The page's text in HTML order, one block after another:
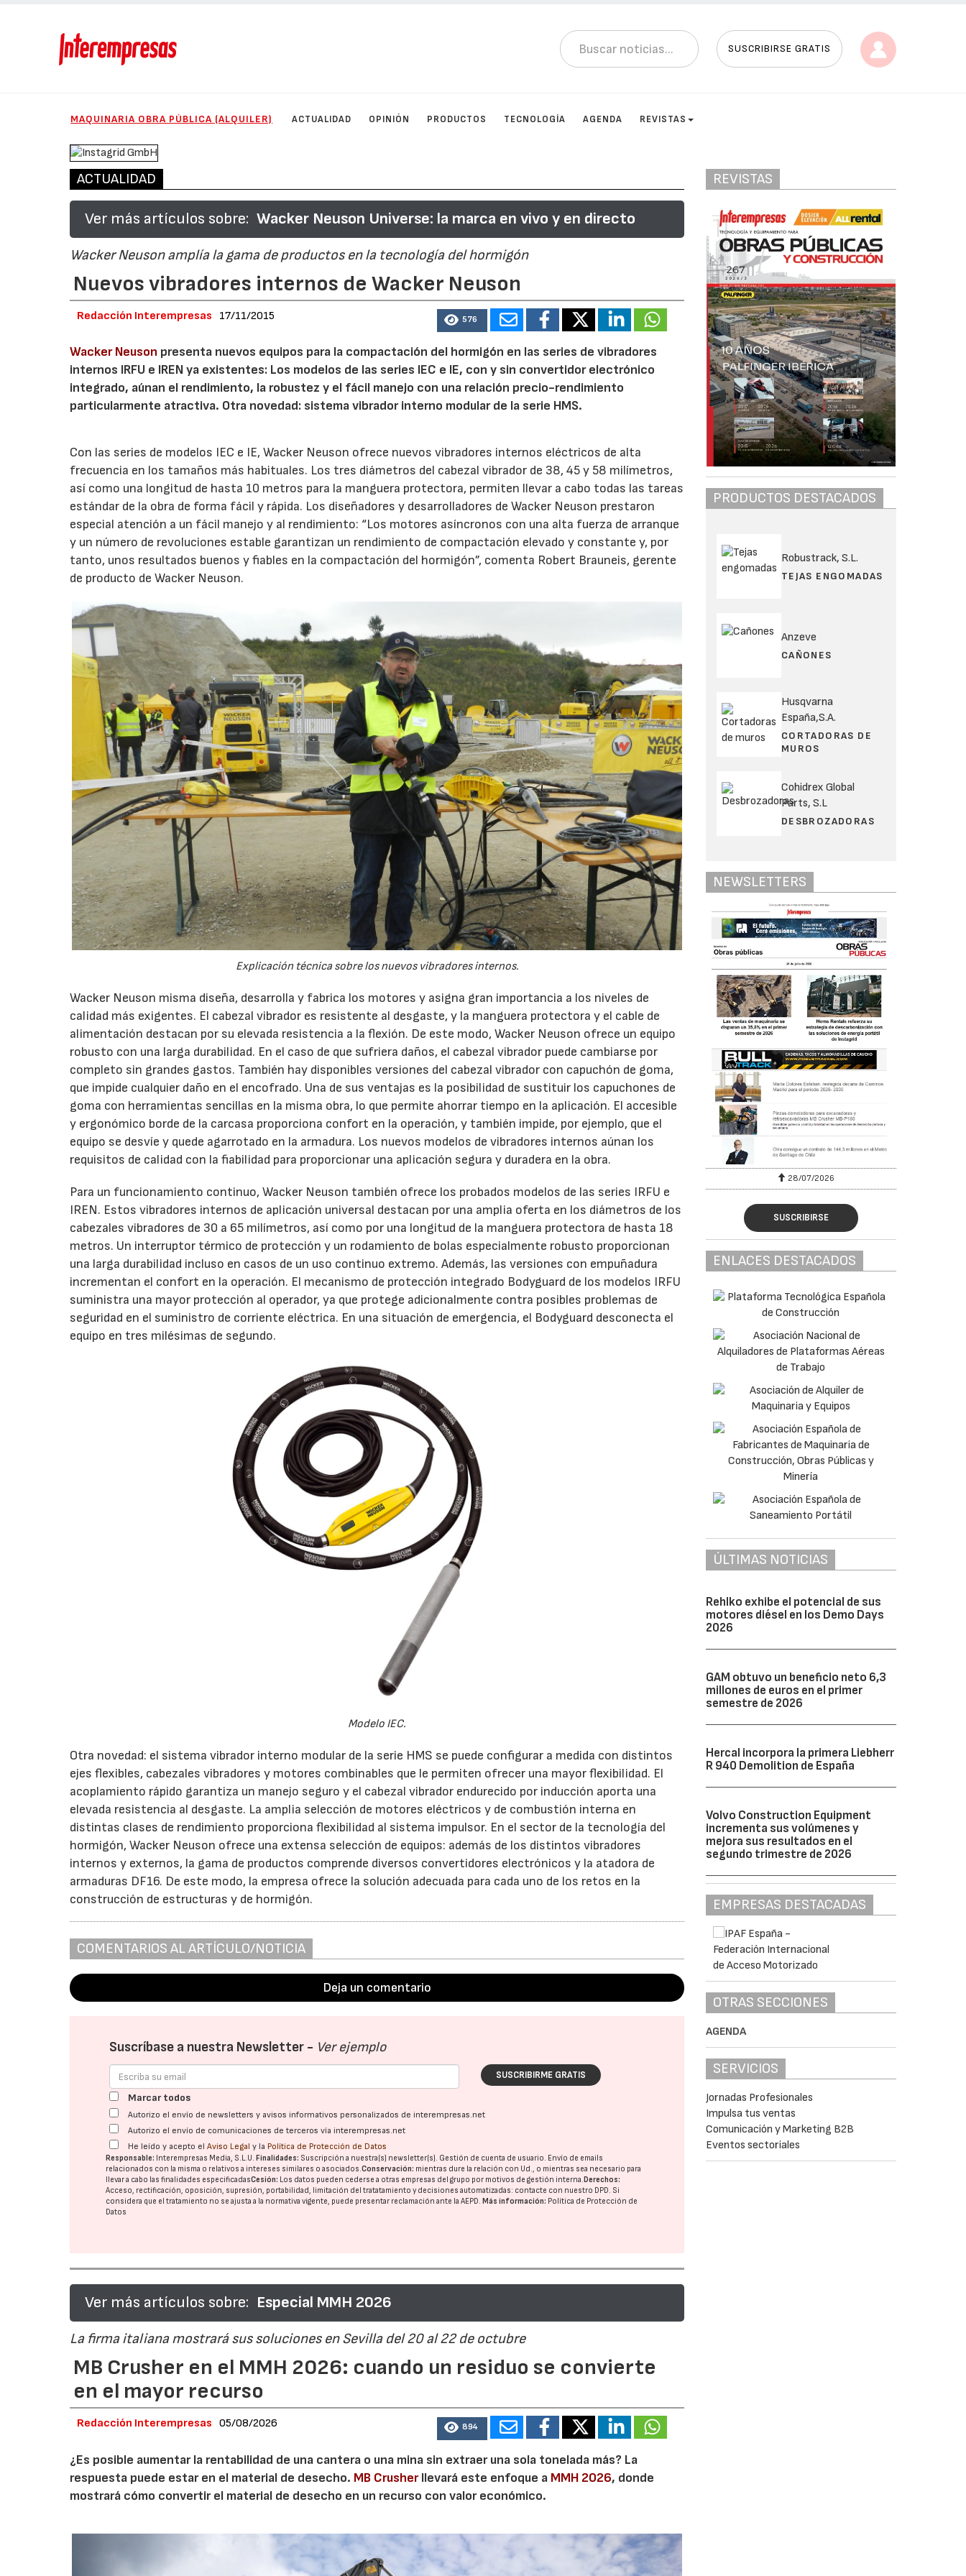
SUSCRIBIRSE GRATIS
MAQUINARIA OBRA PÚBLICA (ALQUILER) ACTUALIDAD OPINIÓN PRODUCTOS TECNOLOGÍA AGENDA REVISTAS
ACTUALIDAD
Ver más artículos sobre: Wacker Neuson Universe: la marca en vivo y en directo
Wacker Neuson amplía la gama de productos en la tecnología del hormigón
Nuevos vibradores internos de Wacker Neuson
Redacción Interempresas 17/11/2015 576
Wacker Neuson presenta nuevos equipos para la compactación del hormigón en las series de vibradores
internos IRFU e IREN ya existentes: Los modelos de las series IEC e IE, con y sin convertidor electrónico
integrado, aúnan el rendimiento, la robustez y el fácil manejo con una relación precio-rendimiento
particularmente atractiva. Otra novedad: sistema vibrador interno modular de la serie HMS.
Con las series de modelos IEC e IE, Wacker Neuson ofrece nuevos vibradores internos eléctricos de alta
frecuencia en los tamaños más habituales. Los tres diámetros del cabezal vibrador de 38, 45 y 58 milímetros,
así como una longitud de hasta 10 metros para la manguera protectora, permiten llevar a cabo todas las tareas
estándar de la obra de forma fácil y rápida. Los diseñadores y desarrolladores de Wacker Neuson prestaron
especial atención a un fácil manejo y al rendimiento: “Los motores asíncronos con una alta fuerza de arranque
y un número de revoluciones estable garantizan un rendimiento de compactación elevado y constante y, por
tanto, unos resultados buenos y fiables en la compactación del hormigón”, comenta Robert Brauneis, gerente
de producto de Wacker Neuson.
Explicación técnica sobre los nuevos vibradores internos.
Wacker Neuson misma diseña, desarrolla y fabrica los motores y asigna gran importancia a los niveles de
calidad más exigentes. El cabezal vibrador es resistente al desgaste, y la manguera protectora y el cable de
alimentación destacan por su elevada resistencia a la flexión. De este modo, Wacker Neuson ofrece un equipo
robusto con una larga durabilidad. En el caso de que sufriera daños, el cabezal vibrador puede cambiarse por
completo sin grandes gastos. También hay disponibles versiones del cabezal vibrador con capuchón de goma,
que impide cualquier daño en el encofrado. Una de sus ventajas es la posibilidad de sustituir los capuchones de
goma con herramientas sencillas en la misma obra, lo que permite ahorrar tiempo en la aplicación. El accesible
y ergonómico borde de la carcasa proporciona confort en la operación, y también impide, por ejemplo, que el
equipo se desvíe y quede agarrotado en la armadura. Los nuevos modelos de vibradores internos aúnan los
requisitos de calidad con la fiabilidad para proporcionar una aplicación segura y duradera en la obra.
Para un funcionamiento continuo, Wacker Neuson también ofrece los probados modelos de las series IRFU e
IREN. Estos vibradores internos de aplicación universal destacan por una amplia oferta en los diámetros de los
cabezales vibradores de 30 a 65 milímetros, así como por una longitud de la manguera protectora de hasta 18
metros. Un interruptor térmico de protección y un rodamiento de bolas especialmente robusto proporcionan
una larga durabilidad incluso en casos de un uso continuo extremo. Además, las versiones con empuñadura
incrementan el confort en la operación. El mecanismo de protección integrado Bodyguard de los modelos IRFU
suministra una mayor protección al operador, ya que protege adicionalmente contra posibles problemas de
seguridad en el suministro de corriente eléctrica. En una situación de emergencia, el Bodyguard desconecta el
equipo en tres milésimas de segundo.
Modelo IEC.
Otra novedad: el sistema vibrador interno modular de la serie HMS se puede configurar a medida con distintos
ejes flexibles, cabezales vibradores y motores combinables que le permiten ofrecer una mayor flexibilidad. El
acoplamiento rápido garantiza un manejo seguro y el cabezal vibrador endurecido por inducción aporta una
elevada resistencia al desgaste. La amplia selección de motores eléctricos y de combustión interna en
distintas clases de rendimiento proporciona flexibilidad al sistema impulsor. En el sector de la tecnología del
hormigón, Wacker Neuson ofrece una extensa selección de equipos: además de los distintos vibradores
internos y externos, la gama de productos comprende diversos convertidores electrónicos y la atadora de
armaduras DF16. De este modo, la empresa ofrece la solución adecuada para cada uno de los retos en la
construcción de estructuras y de hormigón.
COMENTARIOS AL ARTÍCULO/NOTICIA
Deja un comentario
Suscríbase a nuestra Newsletter - Ver ejemplo
SUSCRIBIRME GRATIS
Marcar todos
Autorizo el envío de newsletters y avisos informativos personalizados de interempresas.net
Autorizo el envío de comunicaciones de terceros vía interempresas.net
He leído y acepto elAviso Legal y la Política de Protección de Datos
Responsable: Interempresas Media, S.L.U. Finalidades: Suscripción a nuestra(s) newsletter(s). Gestión de cuenta de usuario. Envío de emails
relacionados con la misma o relativos a intereses similares o asociados.Conservación: mientras dure la relación con Ud., o mientras sea necesario para
llevar a cabo las finalidades especificadasCesión: Los datos pueden cederse a otras empresas del grupo por motivos de gestión interna. Derechos:
Acceso, rectificación, oposición, supresión, portabilidad, limitación del tratatamiento y decisiones automatizadas: contacte con nuestro DPD. Si
considera que el tratamiento no se ajusta a la normativa vigente, puede presentar reclamación ante laAEPD. Más información: Política de Protección de
Datos
Ver más artículos sobre: Especial MMH 2026
La firma italiana mostrará sus soluciones en Sevilla del 20 al 22 de octubre
MB Crusher en el MMH 2026: cuando un residuo se convierte
en el mayor recurso
Redacción Interempresas 05/08/2026 894
¿Es posible aumentar la rentabilidad de una cantera o una mina sin extraer una sola tonelada más? La
respuesta puede estar en el material de desecho. MB Crusherllevará este enfoque a MMH 2026, donde
mostrará cómo convertir el material de desecho en un recurso con valor económico.
REVISTAS
PRODUCTOS DESTACADOS
Robustrack, S.L.
TEJAS ENGOMADAS
Anzeve
CAÑONES
Husqvarna
España,S.A.
CORTADORAS DE
MUROS
Cohidrex Global
Parts, S.L
DESBROZADORAS
NEWSLETTERS
28/07/2026
SUSCRIBIRSE
ENLACES DESTACADOS
ÚLTIMAS NOTICIAS
Rehlko exhibe el potencial de sus
motores diésel en los Demo Days
2026
GAM obtuvo un beneficio neto 6,3
millones de euros en el primer
semestre de 2026
Hercal incorpora la primera Liebherr
R 940 Demolition de España
Volvo Construction Equipment
incrementa sus volúmenes y
mejora sus resultados en el
segundo trimestre de 2026
EMPRESAS DESTACADAS
OTRAS SECCIONES
AGENDA
SERVICIOS
Jornadas Profesionales
Impulsa tus ventas
Comunicación y Marketing B2B
Eventos sectoriales